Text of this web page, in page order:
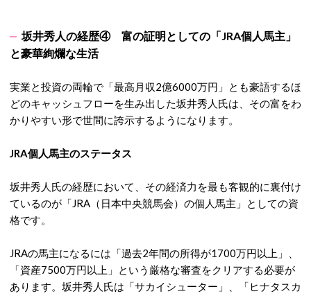
坂井秀人の経歴④ 富の証明としての「JRA個人馬主」
と豪華絢爛な生活
実業と投資の両輪で「最高月収2億6000万円」とも豪語するほ
どのキャッシュフローを生み出した坂井秀人氏は、その富をわ
かりやすい形で世間に誇示するようになります。
JRA個人馬主のステータス
坂井秀人氏の経歴において、その経済力を最も客観的に裏付け
ているのが「JRA（日本中央競馬会）の個人馬主」としての資
格です。
JRAの馬主になるには「過去2年間の所得が1700万円以上」、
「資産7500万円以上」という厳格な審査をクリアする必要が
あります。坂井秀人氏は「サカイシューター」、「ヒナタスカ